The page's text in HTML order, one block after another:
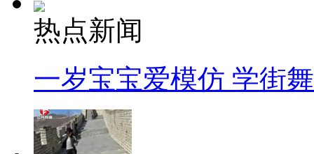
热点新闻
一岁宝宝爱模仿 学街